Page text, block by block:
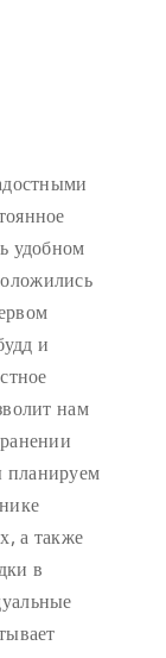
удобном
и
нам
а также
в